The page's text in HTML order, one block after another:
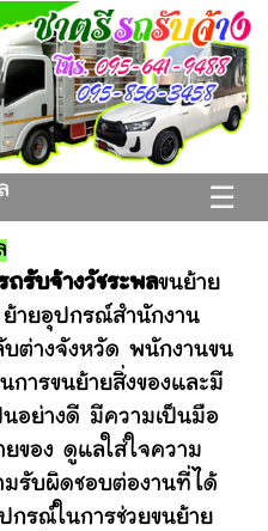
☰
ถรับจ้างวัชระพลขนย้าย
ายอุปกรณ์สำนักงาน
ต่างจังหวัด พนักงานขน
ารขนย้ายสิ่งของและมี
นอย่างดี มีความเป็นมือ
ยของ ดูแลใส่ใจความ
รับผิดชอบต่องานที่ได้
รณ์ในการช่วยขนย้าย